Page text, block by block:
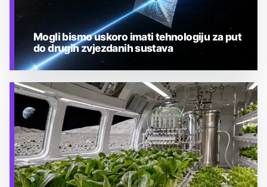
TEHNOLOGIJA
Mogli bismo uskoro imati tehnologiju za put
do drugih zvjezdanih sustava